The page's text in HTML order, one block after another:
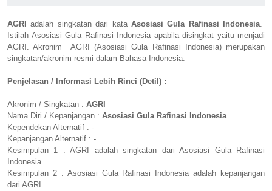
AGRI adalah singkatan dari kata Asosiasi Gula Rafinasi Indonesia.
Istilah Asosiasi Gula Rafinasi Indonesia apabila disingkat yaitu menjadi
AGRI. Akronim AGRI (Asosiasi Gula Rafinasi Indonesia) merupakan
singkatan/akronim resmi dalam Bahasa Indonesia.
Penjelasan / Informasi Lebih Rinci (Detil) :
Akronim / Singkatan : AGRI
Nama Diri / Kepanjangan : Asosiasi Gula Rafinasi Indonesia
Kependekan Alternatif : -
Kepanjangan Alternatif : -
Kesimpulan 1 : AGRI adalah singkatan dari Asosiasi Gula Rafinasi
Indonesia
Kesimpulan 2 : Asosiasi Gula Rafinasi Indonesia adalah kepanjangan
dari AGRI